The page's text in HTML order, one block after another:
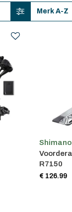
Shimano
R7150
€ 126.99